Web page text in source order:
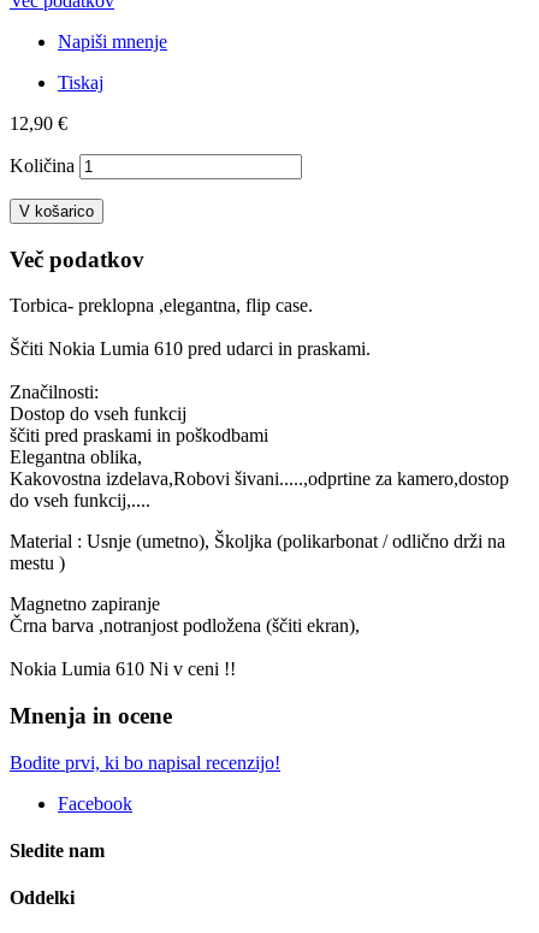
Napiši mnenje
Tiskaj
12,90 €
Količina
V košarico
Več podatkov
Torbica- preklopna ,elegantna, flip case.
Ščiti Nokia Lumia 610 pred udarci in praskami.
Značilnosti:
Dostop do vseh funkcij
ščiti pred praskami in poškodbami
Elegantna oblika,
Kakovostna izdelava,Robovi šivani.....,odprtine za kamero,dostop
do vseh funkcij,....
Material : Usnje (umetno), Školjka (polikarbonat / odlično drži na
mestu )
Magnetno zapiranje
Črna barva ,notranjost podložena (ščiti ekran),
Nokia Lumia 610 Ni v ceni !!
Mnenja in ocene
Bodite prvi, ki bo napisal recenzijo!
Facebook
Sledite nam
Oddelki